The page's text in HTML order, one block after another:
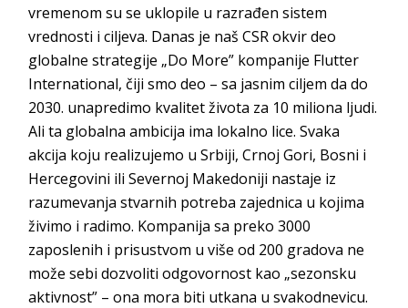
vremenom su se uklopile u razrađen sistem
vrednosti i ciljeva. Danas je naš CSR okvir deo
globalne strategije „Do More” kompanije Flutter
International, čiji smo deo – sa jasnim ciljem da do
2030. unapredimo kvalitet života za 10 miliona ljudi.
Ali ta globalna ambicija ima lokalno lice. Svaka
akcija koju realizujemo u Srbiji, Crnoj Gori, Bosni i
Hercegovini ili Severnoj Makedoniji nastaje iz
razumevanja stvarnih potreba zajednica u kojima
živimo i radimo. Kompanija sa preko 3000
zaposlenih i prisustvom u više od 200 gradova ne
može sebi dozvoliti odgovornost kao „sezonsku
aktivnost” – ona mora biti utkana u svakodnevicu.